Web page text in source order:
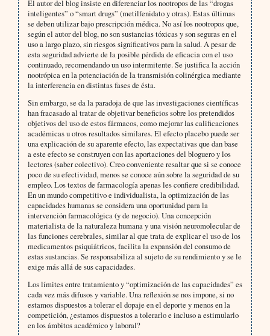
El autor del blog insiste en diferenciar los nootropos de las “drogas
inteligentes” o “smart drugs” (metilfenidato y otras). Estas últimas
se deben utilizar bajo prescripción médica. No así los nootropos que,
según el autor del blog, no son sustancias tóxicas y son seguras en el
uso a largo plazo, sin riesgos significativos para la salud. A pesar de
esta seguridad advierte de la posible pérdida de eficacia con el uso
continuado, recomendando un uso intermitente. Se justifica la acción
nootrópica en la potenciación de la transmisión colinérgica mediante
la interferencia en distintas fases de ésta.
Sin embargo, se da la paradoja de que las investigaciones científicas
han fracasado al tratar de objetivar beneficios sobre los pretendidos
objetivos del uso de estos fármacos, como mejorar las calificaciones
académicas u otros resultados similares. El efecto placebo puede ser
una explicación de su aparente efecto, las expectativas que dan base
a este efecto se construyen con las aportaciones del bloguero y los
lectores (saber colectivo). Creo conveniente resaltar que si se conoce
poco de su efectividad, menos se conoce aún sobre la seguridad de su
empleo. Los textos de farmacología apenas les confiere credibilidad.
En un mundo competitivo e individualista, la optimización de las
capacidades humanas se considera una oportunidad para la
intervención farmacológica (y de negocio). Una concepción
materialista de la naturaleza humana y una visión neuromolecular de
las funciones cerebrales, similar al que trata de explicar el uso de los
medicamentos psiquiátricos, facilita la expansión del consumo de
estas sustancias. Se responsabiliza al sujeto de su rendimiento y se le
exige más allá de sus capacidades.
Los límites entre tratamiento y “optimización de las capacidades” es
cada vez más difusos y variable. Una reflexión se nos impone, si no
estamos dispuestos a tolerar el dopaje en el deporte y menos en la
competición, ¿estamos dispuestos a tolerarlo e incluso a estimularlo
en los ámbitos académico y laboral?